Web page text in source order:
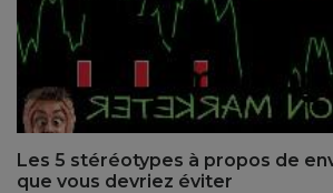
Les 5 stéréotypes à propos de
que vous devriez éviter